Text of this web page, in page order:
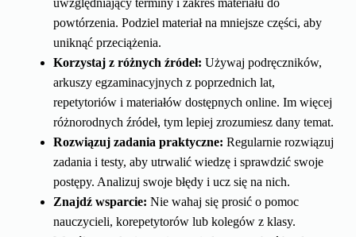
powtórzenia. Podziel materiał na mniejsze części, aby
uniknąć przeciążenia.
Korzystaj z różnych źródeł: Używaj podręczników,
arkuszy egzaminacyjnych z poprzednich lat,
repetytoriów i materiałów dostępnych online. Im więcej
różnorodnych źródeł, tym lepiej zrozumiesz dany temat.
Rozwiązuj zadania praktyczne: Regularnie rozwiązuj
zadania i testy, aby utrwalić wiedzę i sprawdzić swoje
postępy. Analizuj swoje błędy i ucz się na nich.
Znajdź wsparcie: Nie wahaj się prosić o pomoc
nauczycieli, korepetytorów lub kolegów z klasy.